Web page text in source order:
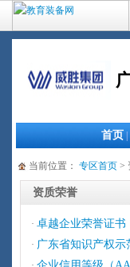
首页
当前位置： 专区首页 >
资质荣誉
· 卓越企业荣誉证书
· 广东省知识产权示